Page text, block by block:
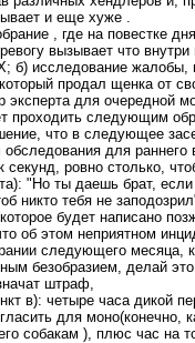
и еще хуже .
, где на повестке
вызывает что
б) исследование жалобы,
продал щенка от
для очередной
проходить следующим
что в следующее
для раннего
секунд, ровно столько,
"Но ты даешь брат,
никто тебя не
будет написано
об этом неприятном
следующего
безобразием, делай
штраф,
в): четыре часа дикой
для
собакам ), плюс час на